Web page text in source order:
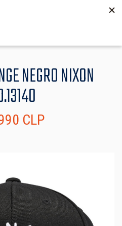
NEGRO NIXON
CLP